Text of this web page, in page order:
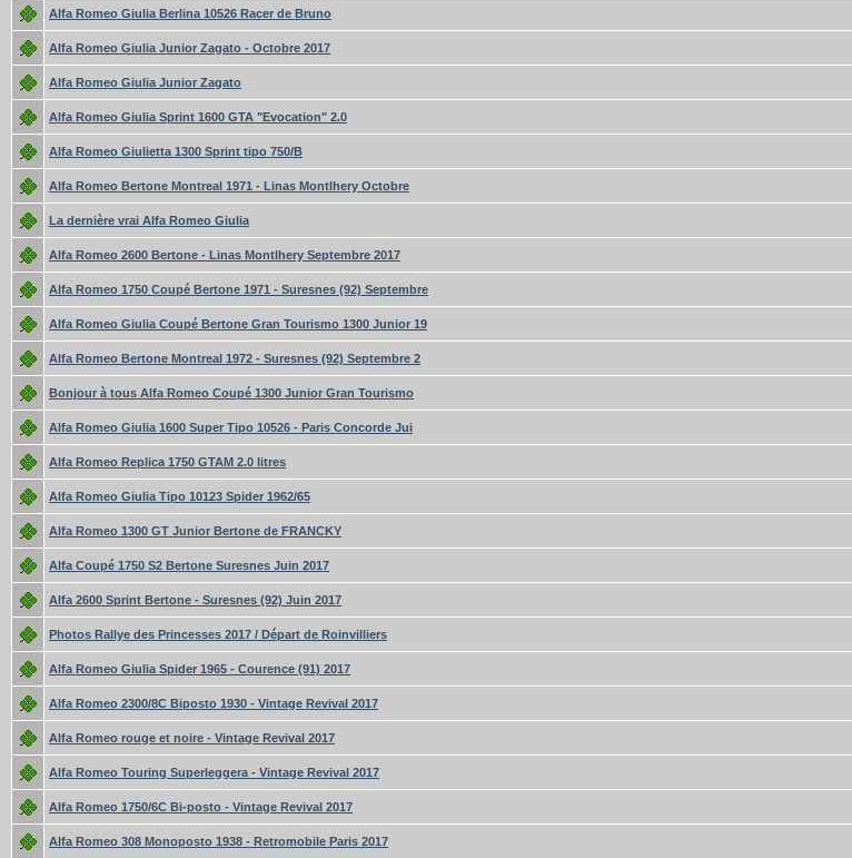
Alfa Romeo Giulia Berlina 10526 Racer de Bruno
Alfa Romeo Giulia Junior Zagato - Octobre 2017
Alfa Romeo Giulia Junior Zagato
Alfa Romeo Giulia Sprint 1600 GTA "Evocation" 2.0
Alfa Romeo Giulietta 1300 Sprint tipo 750/B
Alfa Romeo Bertone Montreal 1971 - Linas Montlhery Octobre
La dernière vrai Alfa Romeo Giulia
Alfa Romeo 2600 Bertone - Linas Montlhery Septembre 2017
Alfa Romeo 1750 Coupé Bertone 1971 - Suresnes (92) Septembre
Alfa Romeo Giulia Coupé Bertone Gran Tourismo 1300 Junior 19
Alfa Romeo Bertone Montreal 1972 - Suresnes (92) Septembre 2
Bonjour à tous Alfa Romeo Coupé 1300 Junior Gran Tourismo
Alfa Romeo Giulia 1600 Super Tipo 10526 - Paris Concorde Jui
Alfa Romeo Replica 1750 GTAM 2.0 litres
Alfa Romeo Giulia Tipo 10123 Spider 1962/65
Alfa Romeo 1300 GT Junior Bertone de FRANCKY
Alfa Coupé 1750 S2 Bertone Suresnes Juin 2017
Alfa 2600 Sprint Bertone - Suresnes (92) Juin 2017
Photos Rallye des Princesses 2017 / Départ de Roinvilliers
Alfa Romeo Giulia Spider 1965 - Courence (91) 2017
Alfa Romeo 2300/8C Biposto 1930 - Vintage Revival 2017
Alfa Romeo rouge et noire - Vintage Revival 2017
Alfa Romeo Touring Superleggera - Vintage Revival 2017
Alfa Romeo 1750/6C Bi-posto - Vintage Revival 2017
Alfa Romeo 308 Monoposto 1938 - Retromobile Paris 2017